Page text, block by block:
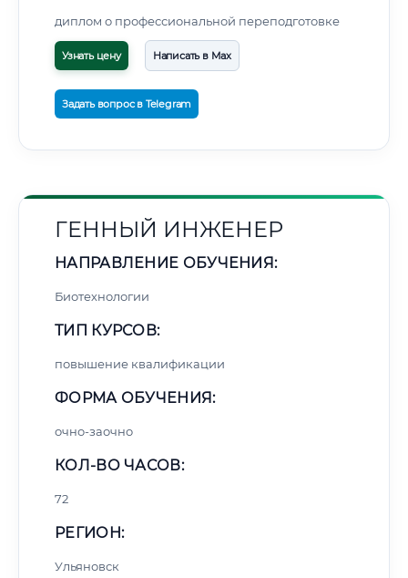
диплом о профессиональной переподготовке
Узнать цену Написать в Max
Задать вопрос в Telegram
ГЕННЫЙ ИНЖЕНЕР
НАПРАВЛЕНИЕ ОБУЧЕНИЯ:
Биотехнологии
ТИП КУРСОВ:
повышение квалификации
ФОРМА ОБУЧЕНИЯ:
очно-заочно
КОЛ-ВО ЧАСОВ:
72
РЕГИОН:
Ульяновск